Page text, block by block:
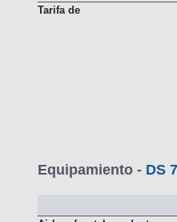
Impuesto de matriculación
Equipamiento -